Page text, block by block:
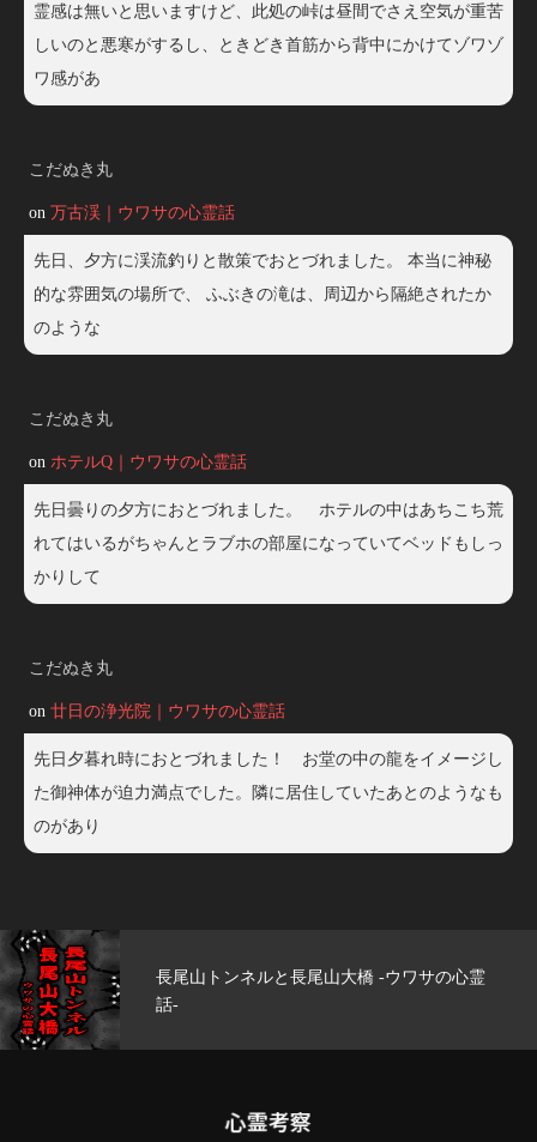
霊感は無いと思いますけど、此処の峠は昼間でさえ空気が重苦
しいのと悪寒がするし、ときどき首筋から背中にかけてゾワゾ
ワ感があ
こだぬき丸
on 万古渓｜ウワサの心霊話
先日、夕方に渓流釣りと散策でおとづれました。 本当に神秘
的な雰囲気の場所で、 ふぶきの滝は、周辺から隔絶されたか
のような
こだぬき丸
on ホテルQ｜ウワサの心霊話
先日曇りの夕方におとづれました。 ホテルの中はあちこち荒
れてはいるがちゃんとラブホの部屋になっていてベッドもしっ
かりして
こだぬき丸
on 廿日の浄光院｜ウワサの心霊話
先日夕暮れ時におとづれました！ お堂の中の龍をイメージし
た御神体が迫力満点でした。隣に居住していたあとのようなも
のがあり
玄武洞公園 -ウワサの心霊話-
心霊考察